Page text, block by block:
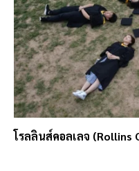
โรลลินส์คอลเลจ (Rollins